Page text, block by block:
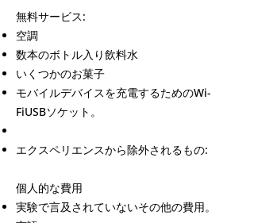
無料サービス:
空調
数本のボトル入り飲料水
いくつかのお菓子
モバイルデバイスを充電するためのWi-
FiUSBソケット。
エクスペリエンスから除外されるもの:
個人的な費用
実験で言及されていないその他の費用。